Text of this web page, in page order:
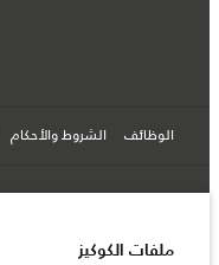
الوظائف الشروط والأحكام
ملفات الكوكيز